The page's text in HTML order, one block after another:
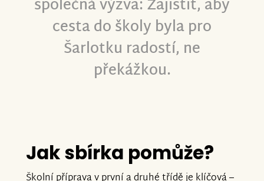
společná výzva: Zajistit, aby
cesta do školy byla pro
Šarlotku radostí, ne
překážkou.
Jak sbírka pomůže?